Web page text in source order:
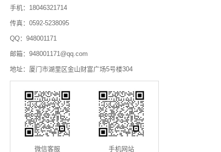
手机：18046321714
传真：0592-5238095
QQ：948001171
邮箱：948001171@qq.com
地址：厦门市湖里区金山财富广场5号楼304
微信客服 手机网站